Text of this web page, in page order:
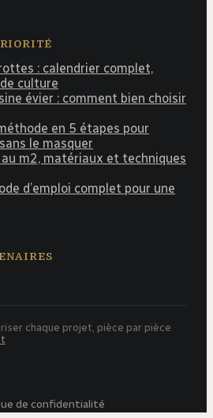
: calendrier complet,
culture
évier : comment bien choisir
en 5 étapes pour
le masquer
au m2, matériaux et techniques
d’emploi complet pour une
chaque projet, pièce par pièce
de confidentialité